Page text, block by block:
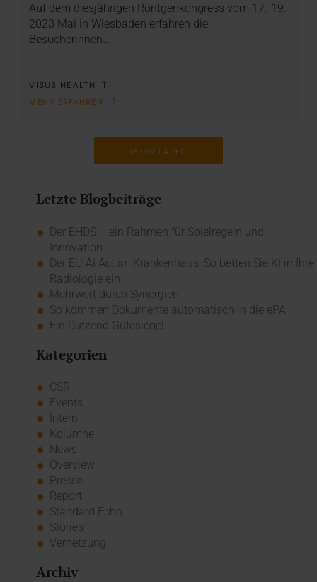
Auf dem diesjährigen Röntgenkongress vom 17.-19.
2023 Mai in Wiesbaden erfahren die
Besucherinnen…
VISUS HEALTH IT
MEHR ERFAHREN
MEHR LADEN
Letzte Blogbeiträge
Der EHDS – ein Rahmen für Spielregeln und
Innovation
Der EU AI Act im Krankenhaus: So betten Sie KI in Ihre
Radiologie ein
Mehrwert durch Synergien
So kommen Dokumente automatisch in die ePA
Ein Dutzend Gütesiegel
Kategorien
CSR
Events
Intern
Kolumne
News
Overview
Presse
Report
Standard Echo
Stories
Vernetzung
Archiv